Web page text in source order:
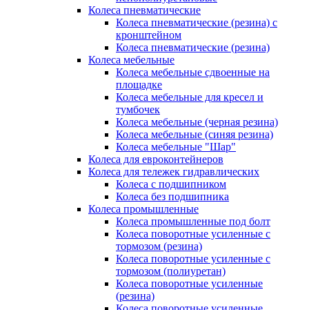
Колеса пневматические
Колеса пневматические (резина) с
кронштейном
Колеса пневматические (резина)
Колеса мебельные
Колеса мебельные сдвоенные на
площадке
Колеса мебельные для кресел и
тумбочек
Колеса мебельные (черная резина)
Колеса мебельные (синяя резина)
Колеса мебельные "Шар"
Колеса для евроконтейнеров
Колеса для тележек гидравлических
Колеса с подшипником
Колеса без подшипника
Колеса промышленные
Колеса промышленные под болт
Колеса поворотные усиленные с
тормозом (резина)
Колеса поворотные усиленные с
тормозом (полиуретан)
Колеса поворотные усиленные
(резина)